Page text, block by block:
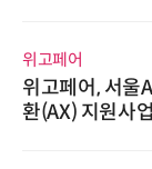
위고페어
위고페어, 서울
환(AX) 지원사